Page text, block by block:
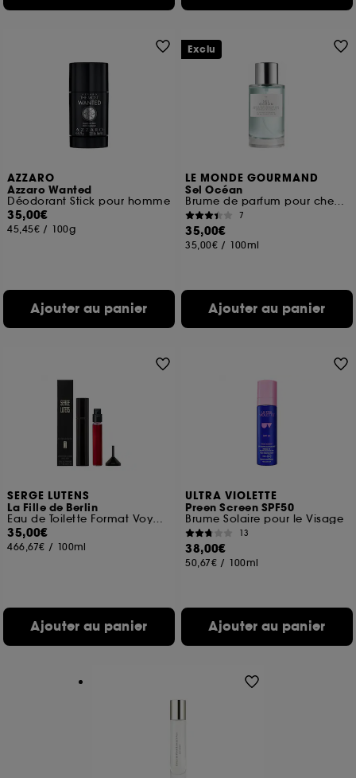
AZZARO
Azzaro Wanted
Déodorant Stick pour homme
35,00€
45,45€ / 100g
Ajouter au panier
LE MONDE GOURMAND
Sel Océan
Brume de parfum pour cheveux et corps
7
35,00€
35,00€ / 100ml
Ajouter au panier
Exclu
SERGE LUTENS
La Fille de Berlin
Eau de Toilette Format Voyage
35,00€
466,67€ / 100ml
Ajouter au panier
ULTRA VIOLETTE
Preen Screen SPF50
Brume Solaire pour le Visage
13
38,00€
50,67€ / 100ml
Ajouter au panier